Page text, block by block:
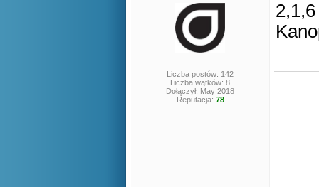
Liczba postów: 142
Liczba wątków: 8
Dołączył: May 2018
Reputacja: 78
2,1,6